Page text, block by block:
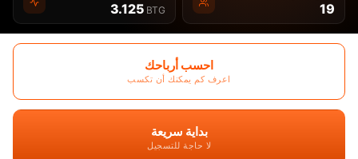
19
3.125 BTG
احسب أرباحك
اعرف كم يمكنك أن تكسب
بداية سريعة
لا حاجة للتسجيل